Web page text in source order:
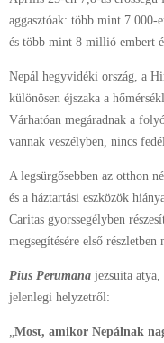
aggasztóak: több mint 7.000-
és több mint 8 millió embert
Nepál hegyvidéki ország, a
különösen éjszaka a
Várhatóan megáradnak a
vannak veszélyben, nincs
A legsürgősebben az otthon
és a háztartási eszközök
Caritas gyorssegélyben
megsegítésére első
Pius Perumana jezsuita
jelenlegi helyzetről:
„Most, amikor Nepálnak